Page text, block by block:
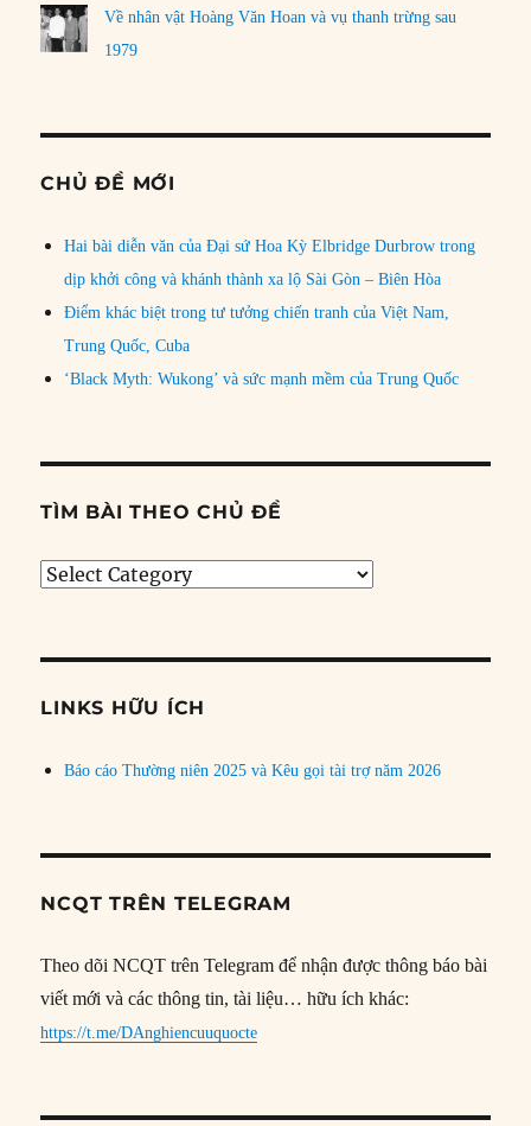
Về nhân vật Hoàng Văn Hoan và vụ thanh trừng sau
1979
CHỦ ĐỀ MỚI
Hai bài diễn văn của Đại sứ Hoa Kỳ Elbridge Durbrow trong
dịp khởi công và khánh thành xa lộ Sài Gòn – Biên Hòa
Điểm khác biệt trong tư tưởng chiến tranh của Việt Nam,
Trung Quốc, Cuba
‘Black Myth: Wukong’ và sức mạnh mềm của Trung Quốc
TÌM BÀI THEO CHỦ ĐỀ
Tìm
đề
LINKS HỮU ÍCH
Báo cáo Thường niên 2025 và Kêu gọi tài trợ năm 2026
NCQT TRÊN TELEGRAM
Theo dõi NCQT trên Telegram để nhận được thông báo bài
viết mới và các thông tin, tài liệu… hữu ích khác:
https://t.me/DAnghiencuuquocte